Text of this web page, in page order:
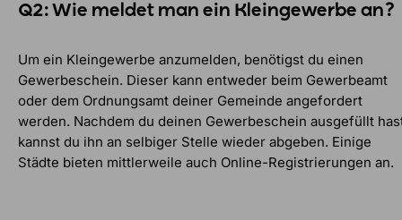
Q2: Wie meldet man ein Kleingewerbe an?
Um ein Kleingewerbe anzumelden, benötigst du einen
Gewerbeschein. Dieser kann entweder beim Gewerbeamt
oder dem Ordnungsamt deiner Gemeinde angefordert
werden. Nachdem du deinen Gewerbeschein ausgefüllt
kannst du ihn an selbiger Stelle wieder abgeben. Einige
Städte bieten mittlerweile auch Online-Registrierungen an.